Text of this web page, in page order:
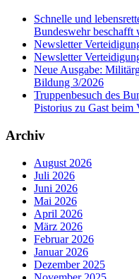
Schnelle und
Bundeswehr beschafft
Newsletter
Newsletter
Neue Ausgabe:
Bildung 3/2026
Truppenbesuch des
Pistorius zu Gast beim
Archiv
August 2026
Juli 2026
Juni 2026
Mai 2026
April 2026
März 2026
Februar 2026
Januar 2026
Dezember 2025